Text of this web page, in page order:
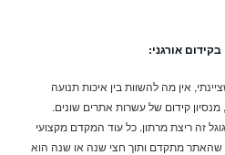
אורגני:
אין מה להשוות בין איכות תנועה
זה ריצת מרתון. כל עוד המקדם מקצועי
שהאתר מתקדם ותוך חצי שנה או שנה הוא